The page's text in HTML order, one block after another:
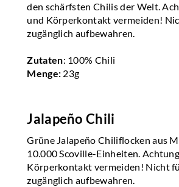
den schärfsten Chilis der Welt.
und Körperkontakt vermeiden!
zugänglich aufbewahren.
Zutaten: 100% Chili
Menge: 23g
Jalapeño Chili
Grüne Jalapeño Chiliflocken aus
10.000 Scoville-Einheiten.
Körperkontakt vermeiden! Nicht
zugänglich aufbewahren.